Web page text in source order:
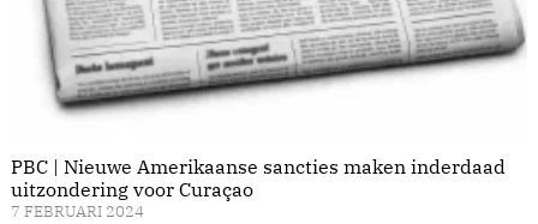
PBC | Nieuwe Amerikaanse sancties maken inderdaad
uitzondering voor Curaçao
7 FEBRUARI 2024